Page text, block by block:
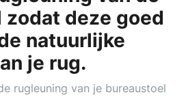
deze goed
natuurlijke
je rug.
rugleuning van je bureaustoel